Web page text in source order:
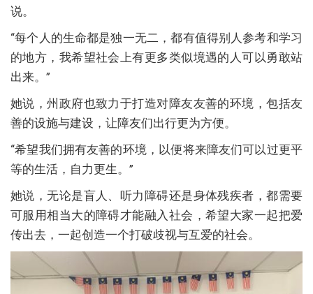
说。
“每个人的生命都是独一无二，都有值得别人参考和学习
的地方，我希望社会上有更多类似境遇的人可以勇敢站
出来。”
她说，州政府也致力于打造对障友友善的环境，包括友
善的设施与建设，让障友们出行更为方便。
“希望我们拥有友善的环境，以便将来障友们可以过更平
等的生活，自力更生。”
她说，无论是盲人、听力障碍还是身体残疾者，都需要
可服用相当大的障碍才能融入社会，希望大家一起把爱
传出去，一起创造一个打破歧视与互爱的社会。